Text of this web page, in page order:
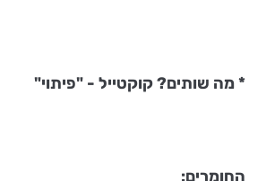
* מה שותים? קוקטייל - "פיתוי"
החומרים: